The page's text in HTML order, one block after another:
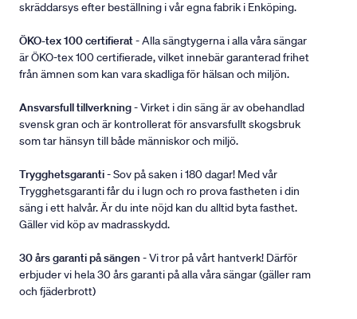
skräddarsys efter beställning i vår egna fabrik i Enköping.
ÖKO-tex 100 certifierat- Alla sängtygerna i alla våra sängar
är ÖKO-tex 100 certifierade, vilket innebär garanterad frihet
från ämnen som kan vara skadliga för hälsan och miljön.
Ansvarsfull tillverkning- Virket i din säng är av obehandlad
svensk gran och är kontrollerat för ansvarsfullt skogsbruk
som tar hänsyn till både människor och miljö.
Trygghetsgaranti- Sov på saken i 180 dagar! Med vår
Trygghetsgaranti får du i lugn och ro prova fastheten i din
säng i ett halvår. Är du inte nöjd kan du alltid byta fasthet.
Gäller vid köp av madrasskydd.
30 års garanti på sängen - Vi tror på vårt hantverk! Därför
erbjuder vi hela 30 års garanti på alla våra sängar (gäller ram
och fjäderbrott)